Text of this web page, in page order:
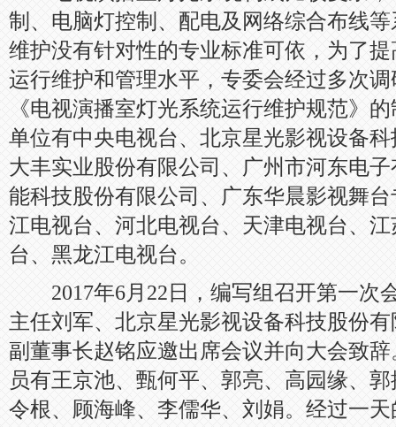
制、电脑灯控制、配电及网络综合布线
维护没有针对性的专业标准可依，为了
运行维护和管理水平，专委会经过多次
《电视演播室灯光系统运行维护规范》
单位有中央电视台、北京星光影视设备
大丰实业股份有限公司、广州市河东电
能科技股份有限公司、广东华晨影视舞
江电视台、河北电视台、天津电视台、
台、黑龙江电视台。
2017年6月22日，编写组召开第一次
主任刘军、北京星光影视设备科技股份
副董事长赵铭应邀出席会议并向大会致
员有王京池、甄何平、郭亮、高园缘、
令根、顾海峰、李儒华、刘娟。经过一